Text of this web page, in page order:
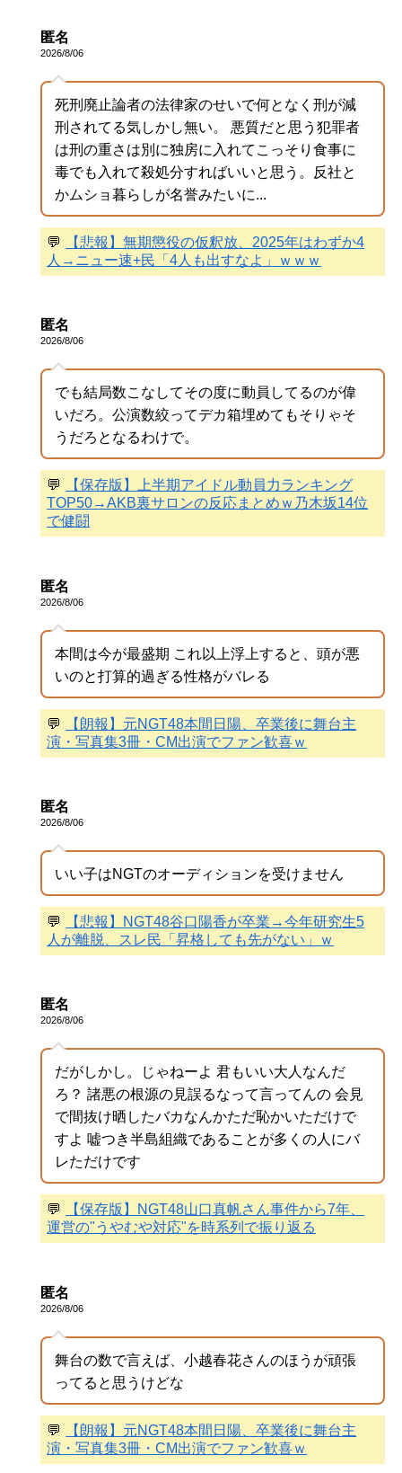
匿名
2026/8/06
死刑廃止論者の法律家のせいで何となく刑が減
刑されてる気しかし無い。 悪質だと思う犯罪者
は刑の重さは別に独房に入れてこっそり食事に
毒でも入れて殺処分すればいいと思う。反社と
かムショ暮らしが名誉みたいに...
💬
【悲報】無期懲役の仮釈放、2025年はわずか4
人→ニュー速+民「4人も出すなよ」ｗｗｗ
匿名
2026/8/06
でも結局数こなしてその度に動員してるのが偉
いだろ。公演数絞ってデカ箱埋めてもそりゃそ
うだろとなるわけで。
💬
【保存版】上半期アイドル動員力ランキング
TOP50→AKB裏サロンの反応まとめｗ乃木坂14位
で健闘
匿名
2026/8/06
本間は今が最盛期 これ以上浮上すると、頭が悪
いのと打算的過ぎる性格がバレる
💬
【朗報】元NGT48本間日陽、卒業後に舞台主
演・写真集3冊・CM出演でファン歓喜ｗ
匿名
2026/8/06
いい子はNGTのオーディションを受けません
💬
【悲報】NGT48谷口陽香が卒業→今年研究生5
人が離脱、スレ民「昇格しても先がない」ｗ
匿名
2026/8/06
だがしかし。じゃねーよ 君もいい大人なんだ
ろ？ 諸悪の根源の見誤るなって言ってんの 会見
で間抜け晒したバカなんかただ恥かいただけで
すよ 嘘つき半島組織であることが多くの人にバ
レただけです
💬
【保存版】NGT48山口真帆さん事件から7年、
運営の"うやむや対応"を時系列で振り返る
匿名
2026/8/06
舞台の数で言えば、小越春花さんのほうが頑張
ってると思うけどな
💬
【朗報】元NGT48本間日陽、卒業後に舞台主
演・写真集3冊・CM出演でファン歓喜ｗ